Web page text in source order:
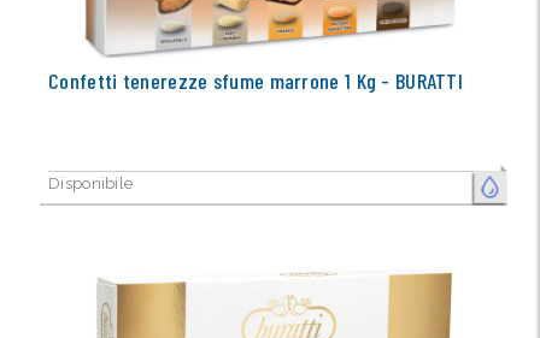
FRESCO
Confetti tenerezze sfume marrone 1 Kg - BURATTI
Disponibile